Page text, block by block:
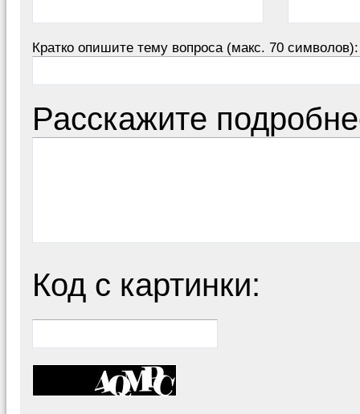
Кратко опишите тему вопроса (макс. 70 символов):
Расскажите
Код с картинки: